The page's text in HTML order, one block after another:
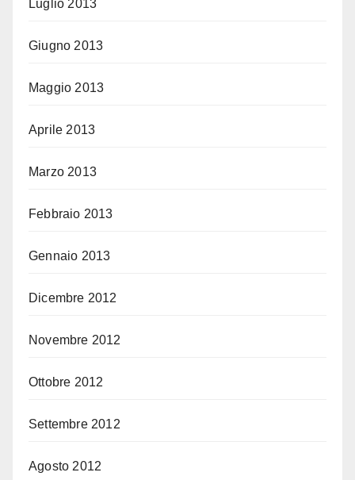
Luglio 2013
Giugno 2013
Maggio 2013
Aprile 2013
Marzo 2013
Febbraio 2013
Gennaio 2013
Dicembre 2012
Novembre 2012
Ottobre 2012
Settembre 2012
Agosto 2012